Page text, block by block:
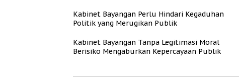
Kabinet Bayangan Perlu Hindari Kegaduhan
Politik yang Merugikan Publik
Kabinet Bayangan Tanpa Legitimasi Moral
Berisiko Mengaburkan Kepercayaan Publik